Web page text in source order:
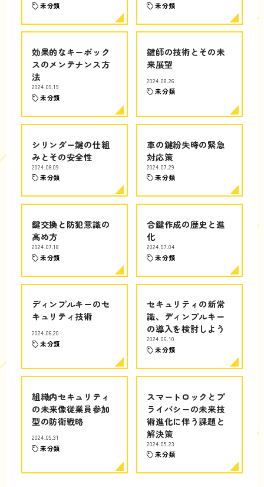
未分類 未分類
効果的なキーボック
スのメンテナンス方
法
2024.09.19
未分類
鍵師の技術とその未
来展望
2024.08.26
未分類
シリンダー鍵の仕組
みとその安全性
2024.08.09
未分類
車の鍵紛失時の緊急
対応策
2024.07.29
未分類
鍵交換と防犯意識の
高め方
2024.07.18
未分類
合鍵作成の歴史と進
化
2024.07.04
未分類
ディンプルキーのセ
キュリティ技術
2024.06.20
未分類
セキュリティの新常
識、ディンプルキー
の導入を検討しよう
2024.06.10
未分類
組織内セキュリティ
の未来像従業員参加
型の防衛戦略
2024.05.31
未分類
スマートロックとプ
ライバシーの未来技
術進化に伴う課題と
解決策
2024.05.23
未分類